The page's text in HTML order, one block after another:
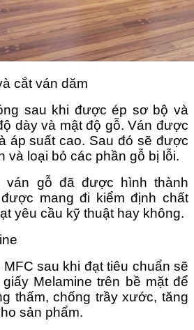
cắt ván dăm
sau khi được ép sơ bộ và
dày và mật độ gỗ. Ván được
áp suất cao. Sau đó sẽ được
và loại bỏ các phần gỗ bị lỗi.
ván gỗ đã được hình thành
mang đi kiểm định chất
yêu cầu kỹ thuật hay không.
sau khi đạt tiêu chuẩn sẽ
Melamine trên bề mặt để
thấm, chống trầy xước, tăng
sản phẩm.